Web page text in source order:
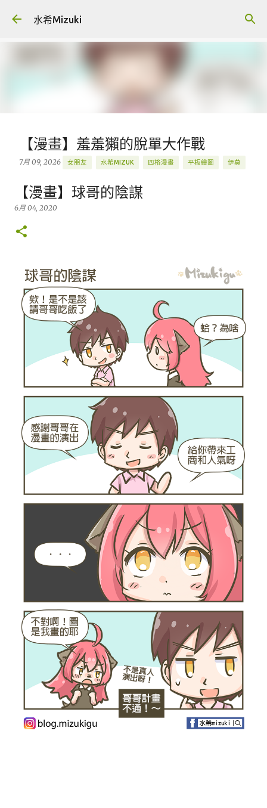
水希Mizuki
精選
【漫畫】羞羞獺的脫單大作戰
7月 09, 2026 女朋友 水希MIZUK 四格漫畫 平板繪圖 伊莫
ANIIMO BLOG BLOG.MIZUKIGU
【漫畫】球哥的陰謀
6月 04, 2020